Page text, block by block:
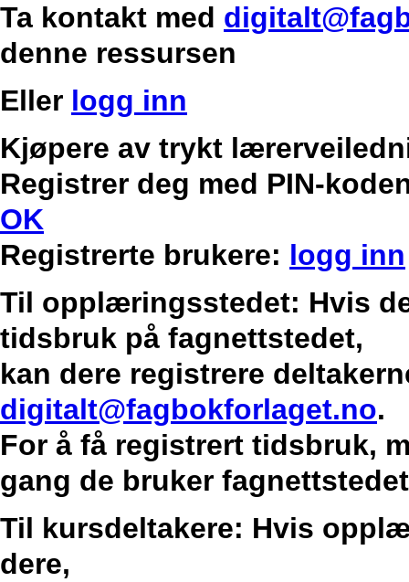
Ta kontakt med
denne ressursen
Eller logg inn
Kjøpere av trykt
Registrer deg med PIN-
OK
Registrerte brukere: logg inn
Til opplæringsstedet: Hvis
tidsbruk på fagnettstedet,
kan dere registrere
digitalt@fagbokforlaget.no.
For å få registrert tidsbruk,
gang de bruker
Til kursdeltakere: Hvis
dere,